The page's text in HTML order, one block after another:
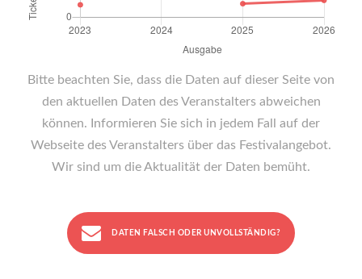
Bitte beachten Sie, dass die Daten auf dieser Seite von
den aktuellen Daten des Veranstalters abweichen
können. Informieren Sie sich in jedem Fall auf der
Webseite des Veranstalters über das Festivalangebot.
Wir sind um die Aktualität der Daten bemüht.
DATEN FALSCH ODER UNVOLLSTÄNDIG?